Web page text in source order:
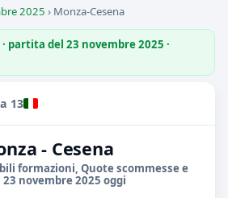
2025 › Monza-Cesena
· partita del 23 novembre 2025 ·
13
- Cesena
formazioni, Quote scommesse e
23 novembre 2025 oggi